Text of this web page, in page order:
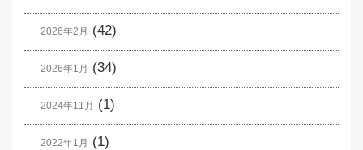
2026年2月 (42)
2026年1月 (34)
2024年11月 (1)
2022年1月 (1)